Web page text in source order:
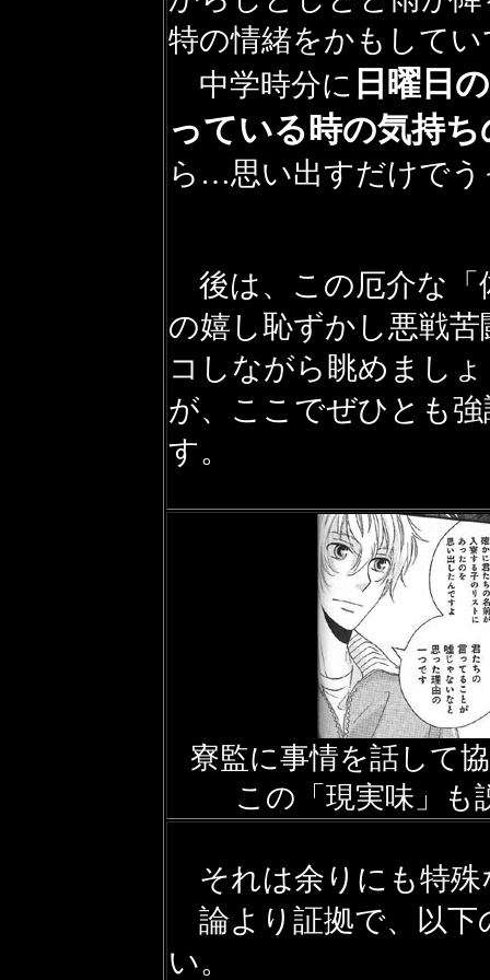
特の情緒をかもして
中学時分に 日曜日
っている時の気持
ら…思い出すだけで
後は、この厄介な「
の嬉し恥ずかし悪戦
コしながら眺めまし
が、ここでぜひとも
す。
寮監に事情を話して
この「現実味」も
それは余りにも特殊
論より証拠で、以下
い。